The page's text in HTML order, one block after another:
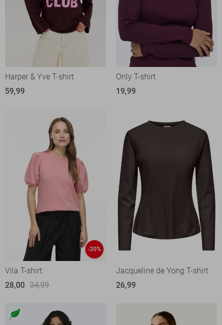
Harper & Yve T-shirt
59,99
Only T-shirt
19,99
-20%
Vila T-shirt
28,00 34,99
Jacqueline de Yong T-shirt
26,99